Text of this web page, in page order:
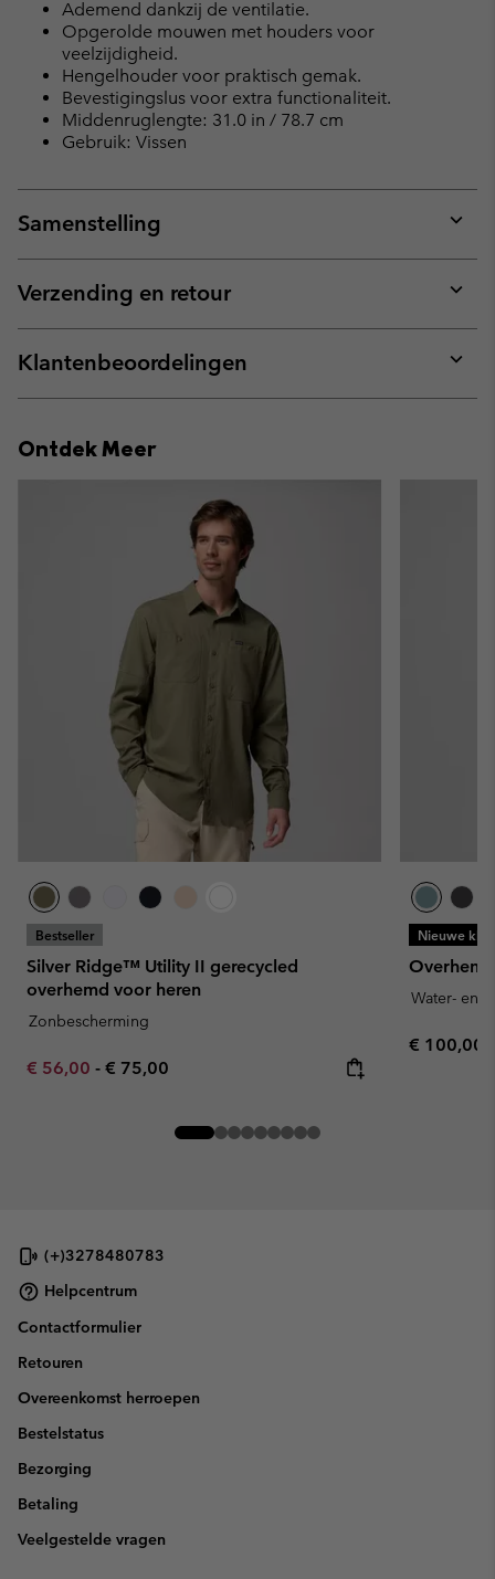
Ademend dankzij de ventilatie.
Opgerolde mouwen met houders voor
veelzijdigheid.
Hengelhouder voor praktisch gemak.
Bevestigingslus voor extra functionaliteit.
Middenruglengte: 31.0 in / 78.7 cm
Gebruik: Vissen
Samenstelling
or
Verzending en retour
or
Klantenbeoordelingen
or
Ontdek Meer
Bestseller
Silver Ridge™ Utility II gerecycled
overhemd voor heren
Zonbescherming
Minimum sale price:
€ 56,00 - Maximum price:
€ 75,00
Nieuwe
Water- en
Regular
€ 100,00
(+)3278480783
Helpcentrum
Contactformulier
Retouren
Overeenkomst herroepen
Bestelstatus
Bezorging
Betaling
Veelgestelde vragen